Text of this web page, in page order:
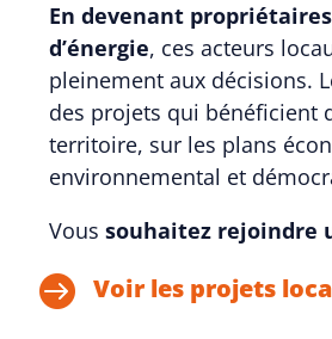
En devenant
d’énergie, ces acteurs
pleinement aux décisions.
des projets qui bénéficient
territoire, sur les plans
environnemental et
Vous souhaitez rejoindre
 Voir les projets